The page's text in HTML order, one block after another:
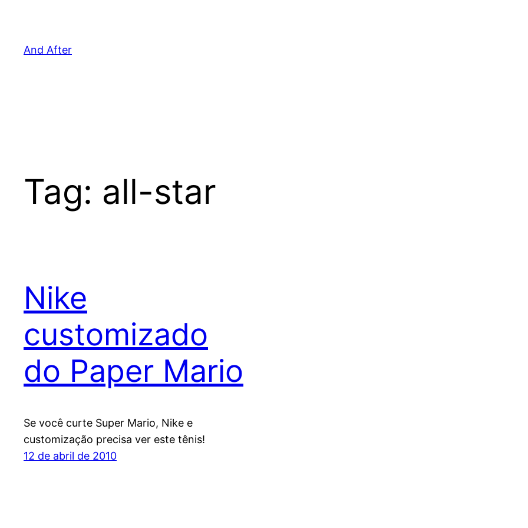
And After
Tag: all-star
Nike
customizado
do Paper Mario
Se você curte Super Mario, Nike e
customização precisa ver este tênis!
12 de abril de 2010